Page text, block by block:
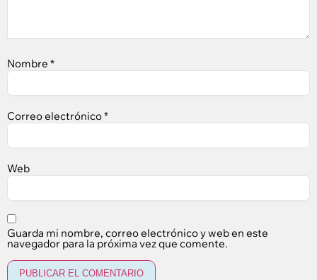
Nombre *
Correo electrónico*
Web
Guarda mi nombre, correo electrónico y web en este
navegador para la próxima vez que comente.